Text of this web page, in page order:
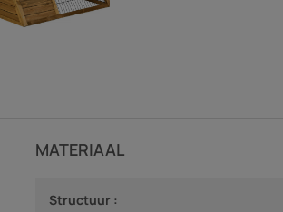
MATERIAAL
Structuur :